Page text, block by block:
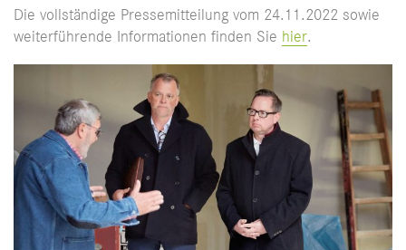
Die vollständige Pressemitteilung vom 24.11.2022 sowie
weiterführende Informationen finden Sie hier.